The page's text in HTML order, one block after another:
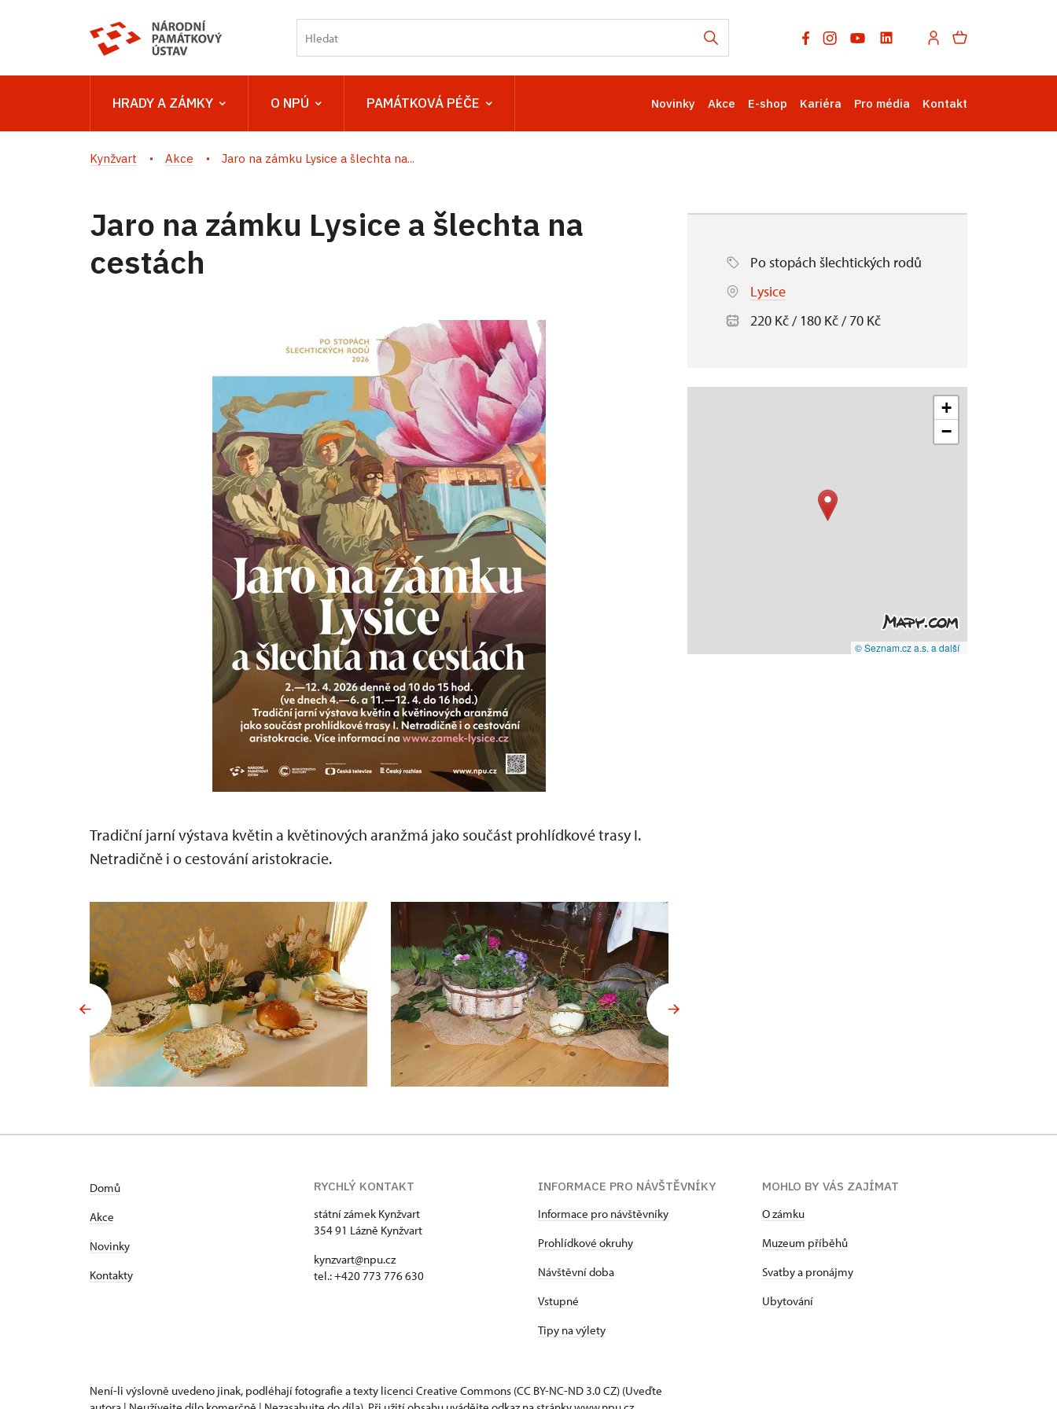
HRADY A ZÁMKY O NPÚ PAMÁTKOVÁ PÉČE Novinky Akce E-shop Kariéra Pro média Kontakt
Kynžvart Akce Jaro na zámku Lysice a šlechta na...
Jaro na zámku Lysice a šlechta na
cestách
Tradiční jarní výstava květin a květinových aranžmá jako součást prohlídkové trasy I.
Netradičně i o cestování aristokracie.
Po stopách šlechtických rodů
Lysice
220 Kč / 180 Kč / 70 Kč
+
−
© Seznam.cz a.s. a další
Domů
Akce
Novinky
Kontakty
RYCHLÝ KONTAKT
státní zámek Kynžvart
354 91 Lázně Kynžvart
kynzvart@npu.cz
tel.: +420 773 776 630
INFORMACE PRO NÁVŠTĚVNÍKY
Informace pro návštěvníky
Prohlídkové okruhy
Návštěvní doba
Vstupné
Tipy na výlety
MOHLO BY VÁS ZAJÍMAT
O zámku
Muzeum příběhů
Svatby a pronájmy
Ubytování
Není-li výslovně uvedeno jinak, podléhají fotografie a texty licenci Creative Commons (CC BY-NC-ND 3.0 CZ) (Uveďte